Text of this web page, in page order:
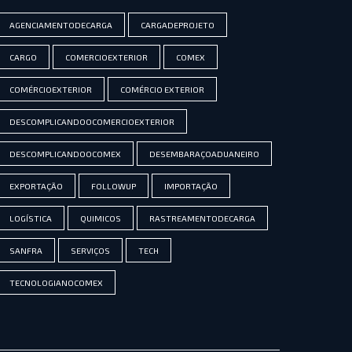
AGENCIAMENTODECARGA CARGADEPROJETO
CARGO COMERCIOEXTERIOR COMEX
COMÉRCIOEXTERIOR COMÉRCIO EXTERIOR
DESCOMPLICANDOOCOMERCIOEXTERIOR
DESCOMPLICANDOOCOMEX DESEMBARAÇOADUANEIRO
EXPORTAÇÃO FOLLOWUP IMPORTAÇÃO
LOGÍSTICA QUIMICOS RASTREAMENTODECARGA
SANFRA SERVIÇOS TECH
TECNOLOGIANOCOMEX